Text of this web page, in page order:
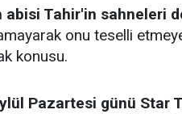
abisi Tahir'in sahneleri
onu teselli
konusu.
Pazartesi günü Star